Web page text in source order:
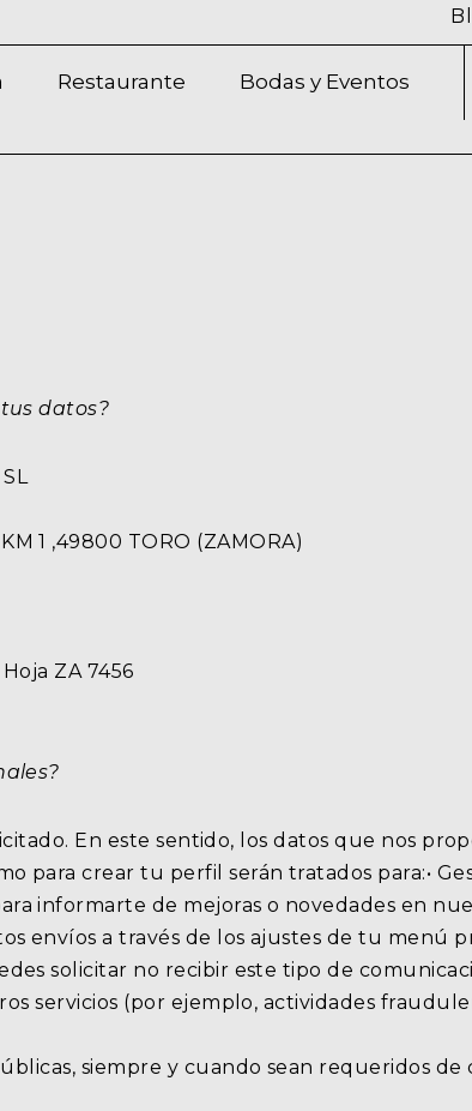
Restaurante Bodas y Eventos
datos?
1 ,49800 TORO (ZAMORA)
ZA 7456
En este sentido, los datos que nos
para crear tu perfil serán tratados para:•
informarte de mejoras o novedades en
envíos a través de los ajustes de tu menú
solicitar no recibir este tipo de
servicios (por ejemplo, actividades
siempre y cuando sean requeridos